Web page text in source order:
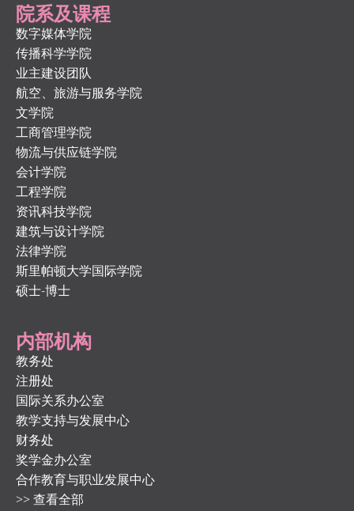
院系及课程
数字媒体学院
传播科学学院
业主建设团队
航空、旅游与服务学院
文学院
工商管理学院
物流与供应链学院
会计学院
工程学院
资讯科技学院
建筑与设计学院
法律学院
斯里帕顿大学国际学院
硕士-博士
内部机构
教务处
注册处
国际关系办公室
教学支持与发展中心
财务处
奖学金办公室
合作教育与职业发展中心
>> 查看全部